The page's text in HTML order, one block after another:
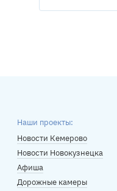
Наши проекты:
Новости Кемерово
Новости Новокузнецка
Афиша
Дорожные камеры